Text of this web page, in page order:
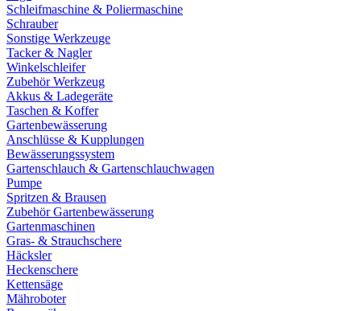
Schleifmaschine & Poliermaschine
Schrauber
Sonstige Werkzeuge
Tacker & Nagler
Winkelschleifer
Zubehör Werkzeug
Akkus & Ladegeräte
Taschen & Koffer
Gartenbewässerung
Anschlüsse & Kupplungen
Bewässerungssystem
Gartenschlauch & Gartenschlauchwagen
Pumpe
Spritzen & Brausen
Zubehör Gartenbewässerung
Gartenmaschinen
Gras- & Strauchschere
Häcksler
Heckenschere
Kettensäge
Mähroboter